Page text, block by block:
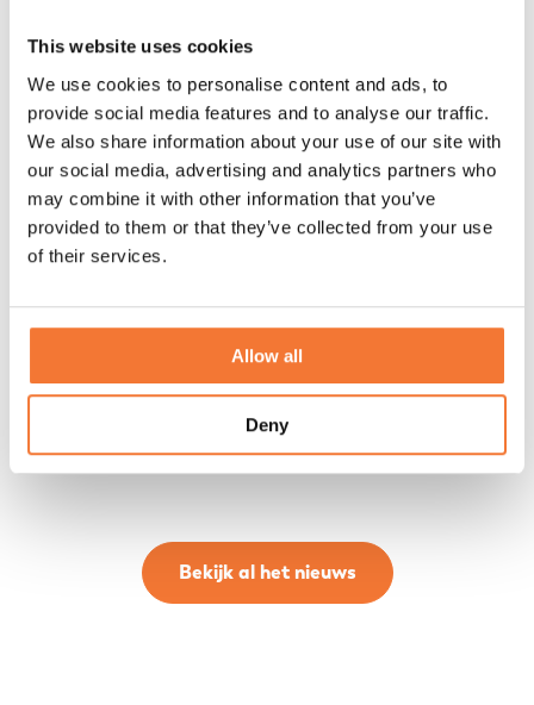
This website uses cookies
We use cookies to personalise content and ads, to
provide social media features and to analyse our traffic.
We also share information about your use of our site with
our social media, advertising and analytics partners who
may combine it with other information that you’ve
provided to them or that they’ve collected from your use
of their services.
Allow all
Deny
Lichte caravan tot 1200 kg met groot bed?
Zoek je een lichte caravan tot 1200 kg zonder in te leveren op
slaapcomfort? Ontdek de Lume Traveler: een kleine caravan met
Bekijk al het nieuws